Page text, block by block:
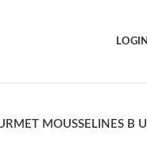
MOUSSELINES B